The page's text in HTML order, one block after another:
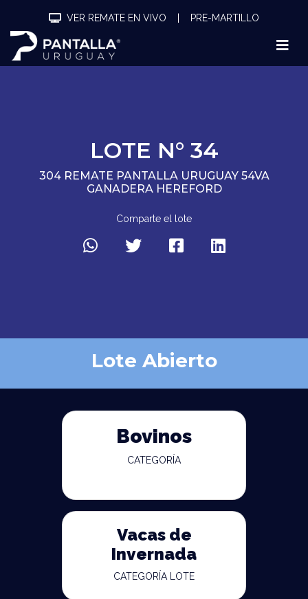
VER REMATE EN VIVO PRE-MARTILLO
LOTE N° 34
304 REMATE PANTALLA URUGUAY 54VA
GANADERA HEREFORD
Comparte el lote
Lote Abierto
Bovinos
CATEGORÍA
Vacas de
Invernada
CATEGORÍA LOTE